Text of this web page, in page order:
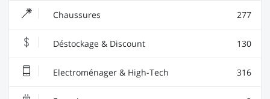
Chaussures 277
Déstockage & Discount 130
Electroménager & High-Tech 316